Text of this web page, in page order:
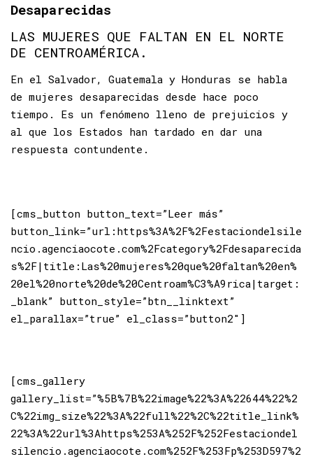
Desaparecidas
LAS MUJERES QUE FALTAN EN EL NORTE
DE CENTROAMÉRICA.
En el Salvador, Guatemala y Honduras se habla
de mujeres desaparecidas desde hace poco
tiempo. Es un fenómeno lleno de prejuicios y
al que los Estados han tardado en dar una
respuesta contundente.
[cms_button button_text=”Leer más”
button_link=”url:https%3A%2F%2Festaciondelsile
ncio.agenciaocote.com%2Fcategory%2Fdesaparecida
s%2F|title:Las%20mujeres%20que%20faltan%20en%
20el%20norte%20de%20Centroam%C3%A9rica|target:
_blank” button_style=”btn__linktext”
el_parallax=”true” el_class=”button2″]
[cms_gallery
gallery_list=”%5B%7B%22image%22%3A%22644%22%2
C%22img_size%22%3A%22full%22%2C%22title_link%
22%3A%22url%3Ahttps%253A%252F%252Festaciondel
silencio.agenciaocote.com%252F%253Fp%253D597%2